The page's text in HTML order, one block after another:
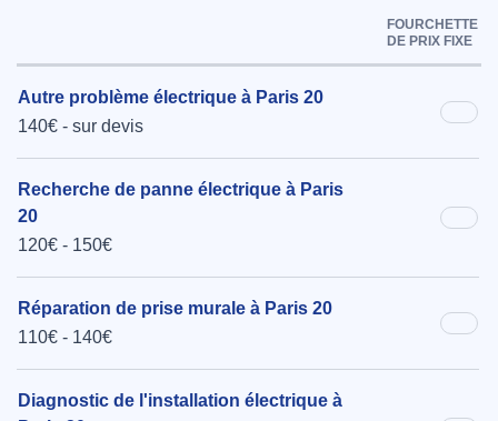
FOURCHETTE
DE PRIX FIXE
Autre problème électrique à Paris 20
140€ - sur devis
Recherche de panne électrique à Paris
20
120€ - 150€
Réparation de prise murale à Paris 20
110€ - 140€
Diagnostic de l'installation électrique à